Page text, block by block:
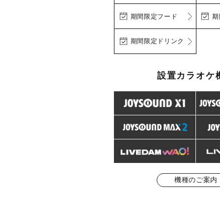
期間限定フード
期間限定ドリンク
設置カラオケ
機種のご案内